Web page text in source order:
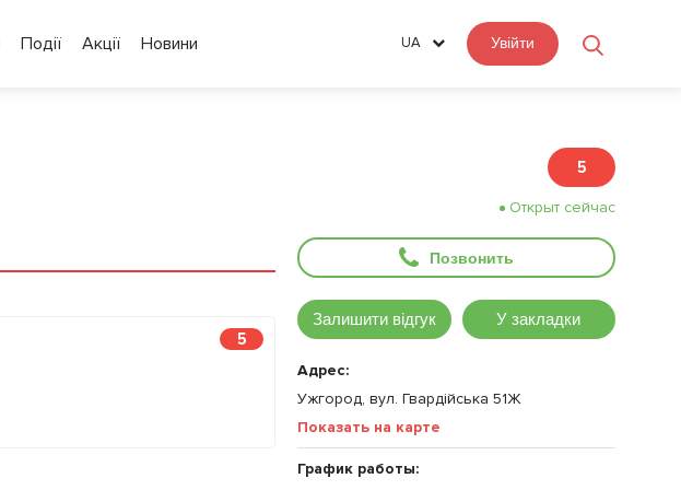
Події Акції Новини UA Увійти
5
Открыт сейчас
Позвонить
Залишити відгук У закладки
Адрес:
Ужгород, вул. Гвардійська 51Ж
Показать на карте
График работы:
5